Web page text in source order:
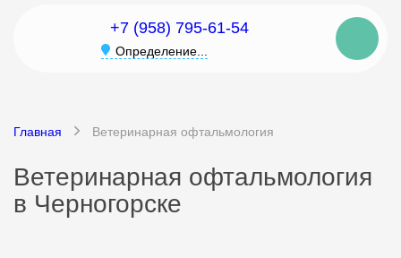
+7 (958) 795-61-54
Определение...
Главная Ветеринарная офтальмология
Ветеринарная офтальмология
в Черногорске